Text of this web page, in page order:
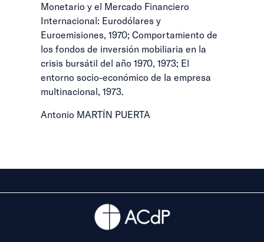
Monetario y el Mercado Financiero
Internacional: Eurodólares y
Euroemisiones, 1970; Comportamiento de
los fondos de inversión mobiliaria en la
crisis bursátil del año 1970, 1973; El
entorno socio-económico de la empresa
multinacional, 1973.
Antonio MARTÍN PUERTA